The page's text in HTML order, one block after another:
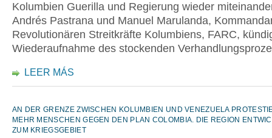
Kolumbien Guerilla und Regierung wieder
Andrés Pastrana und Manuel Marulanda,
Revolutionären Streitkräfte Kolumbiens, FARC,
Wiederaufnahme des stockenden
LEER MÁS
AN DER GRENZE ZWISCHEN KOLUMBIEN UND VENEZUELA
MEHR MENSCHEN GEGEN DEN PLAN COLOMBIA. DIE REGION
ZUM KRIEGSGEBIET